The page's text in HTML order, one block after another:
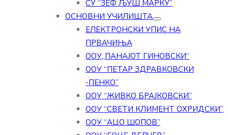
СУ “ЗЕФ ЉУШ МАРКУ”
ОСНОВНИ УЧИЛИШТА
ЕЛЕКТРОНСКИ УПИС НА
ПРВАЧИЊА
ООУ„ПАНАЈОТ ГИНОВСКИ“
ООУ “ПЕТАР ЗДРАВКОВСКИ
-ПЕНКО”
ООУ “ЖИВКО БРАЈКОВСКИ”
ООУ “СВЕТИ КЛИМЕНТ ОХРИДСКИ”
ООУ “АЦО ШОПОВ”